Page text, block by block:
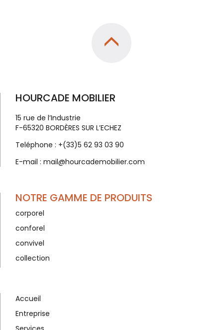
HOURCADE MOBILIER
15 rue de l’Industrie
F-65320 BORDÈRES SUR L’ECHEZ
Teléphone : +(33)5 62 93 03 90
E-mail : mail@hourcademobilier.com
NOTRE GAMME DE PRODUITS
corporel
conforel
convivel
collection
Accueil
Entreprise